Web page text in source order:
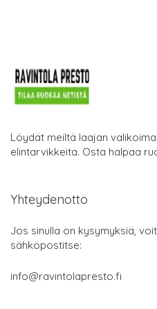
Löydät meiltä laajan
elintarvikkeita. Osta halpaa
Yhteydenotto
Jos sinulla on kysymyksiä,
sähköpostitse:
info@ravintolapresto.fi